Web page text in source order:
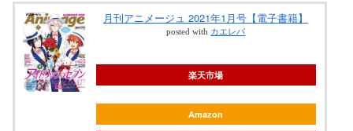
月刊アニメージュ 2021年1月号【電子書籍】
posted with カエレバ
楽天市場
Amazon